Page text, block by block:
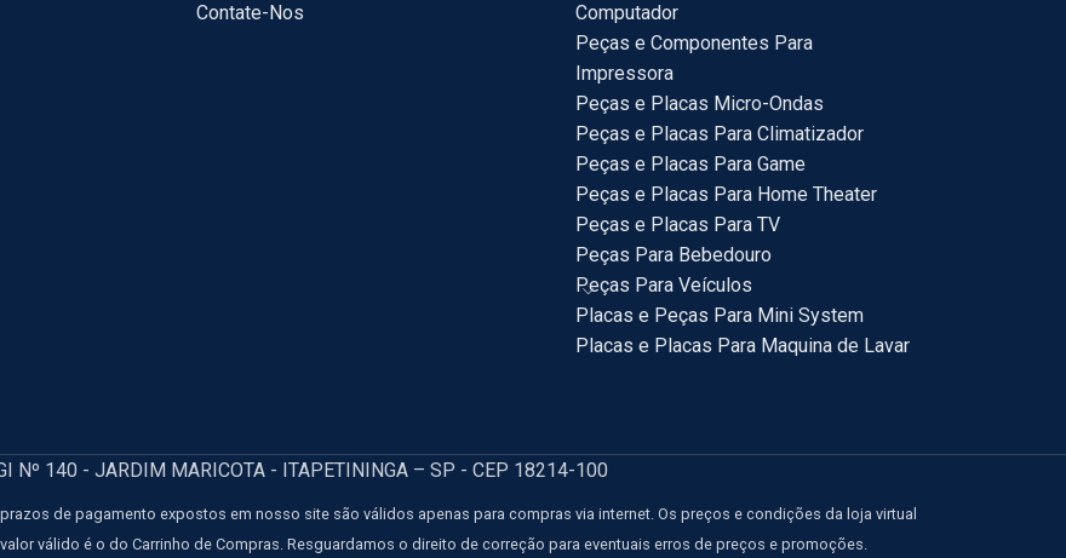
Contate-Nos
Computador
Peças e Componentes Para
Impressora
Peças e Placas Micro-Ondas
Peças e Placas Para Climatizador
Peças e Placas Para Game
Peças e Placas Para Home Theater
Peças e Placas Para TV
Peças Para Bebedouro
Peças Para Veículos
Placas e Peças Para Mini System
Placas e Placas Para Maquina de Lavar
Nº 140 - JARDIM MARICOTA - ITAPETININGA – SP - CEP 18214-100
de pagamento expostos em nosso site são válidos apenas para compras via internet. Os preços e condições da loja virtual
válido é o do Carrinho de Compras. Resguardamos o direito de correção para eventuais erros de preços e promoções.